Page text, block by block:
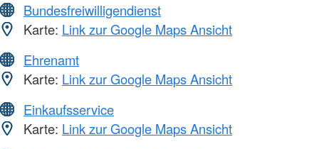
Bundesfreiwilligendienst
Karte: Link zur Google Maps Ansicht
Ehrenamt
Karte: Link zur Google Maps Ansicht
Einkaufsservice
Karte: Link zur Google Maps Ansicht